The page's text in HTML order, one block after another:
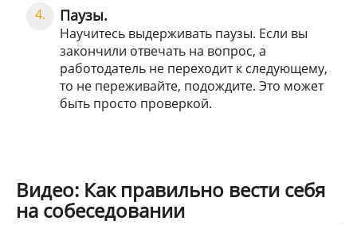
Паузы.
Научитесь выдерживать паузы. Если вы
закончили отвечать на вопрос, а
работодатель не переходит к следующему,
то не переживайте, подождите. Это может
быть просто проверкой.
Видео: Как правильно вести себя
на собеседовании